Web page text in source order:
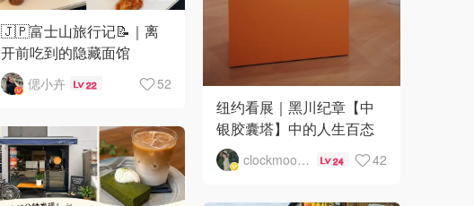
🇯🇵富士山旅行记📝｜离
开前吃到的隐藏面馆
偲小卉 22 52
纽约看展｜黑川纪章【中
银胶囊塔】中的人生百态
clockmoon月儿 24 42